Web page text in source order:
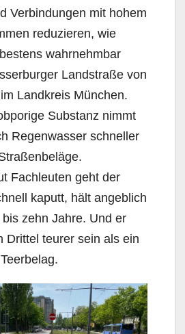
Verbindungen mit hohem
reduzieren, wie
wahr­nehmbar
Landstraße von
Landkreis München.
Substanz nimmt
Regenwasser schneller
Fachleuten geht der
kaputt, hält angeblich
zehn Jahre. Und er
Drittel teurer sein als ein